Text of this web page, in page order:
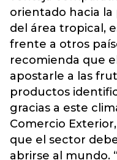
orientado hacia
del área tropical,
frente a otros
recomienda que
apostarle a las
productos
gracias a este
Comercio
que el sector
abrirse al mundo.